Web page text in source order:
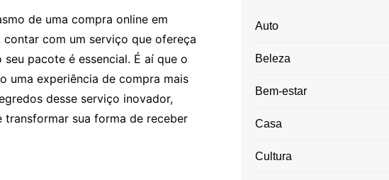
de uma compra online em
com um serviço que ofereça
pacote é essencial. É aí que o
uma experiência de compra mais
desse serviço inovador,
sua forma de receber
Auto
Beleza
Bem-estar
Casa
Cultura